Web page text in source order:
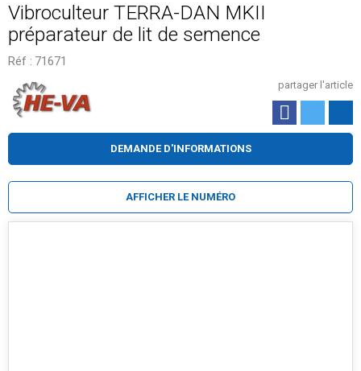
Vibroculteur TERRA-DAN MKII
préparateur de lit de semence
Réf : 71671
partager l'article
DEMANDE D'INFORMATIONS
AFFICHER LE NUMÉRO